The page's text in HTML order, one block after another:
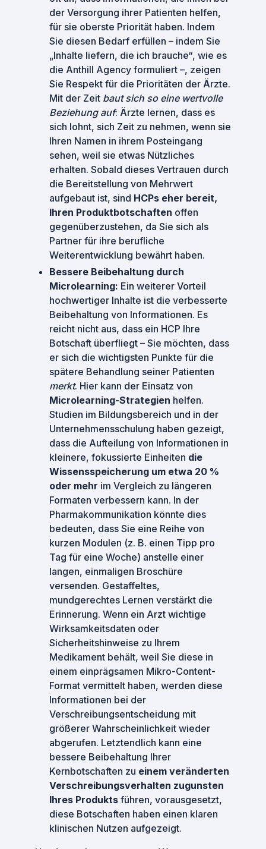
der Versorgung ihrer Patienten helfen,
für sie oberste Priorität haben. Indem
Sie diesen Bedarf erfüllen – indem Sie
„Inhalte liefern, die ich brauche“, wie es
die Anthill Agency formuliert –, zeigen
Sie Respekt für die Prioritäten der Ärzte.
Mit der Zeit baut sich so eine wertvolle
Beziehung auf: Ärzte lernen, dass es
sich lohnt, sich Zeit zu nehmen, wenn sie
Ihren Namen in ihrem Posteingang
sehen, weil sie etwas Nützliches
erhalten. Sobald dieses Vertrauen durch
die Bereitstellung von Mehrwert
aufgebaut ist, sind HCPs eher bereit,
Ihren Produktbotschaften offen
gegenüberzustehen, da Sie sich als
Partner für ihre berufliche
Weiterentwicklung bewährt haben.
Bessere Beibehaltung durch
Microlearning: Ein weiterer Vorteil
hochwertiger Inhalte ist die verbesserte
Beibehaltung von Informationen. Es
reicht nicht aus, dass ein HCP Ihre
Botschaft überfliegt – Sie möchten, dass
er sich die wichtigsten Punkte für die
spätere Behandlung seiner Patienten
merkt. Hier kann der Einsatz von
Microlearning-Strategien helfen.
Studien im Bildungsbereich und in der
Unternehmensschulung haben gezeigt,
dass die Aufteilung von Informationen in
kleinere, fokussierte Einheiten die
Wissensspeicherung um etwa 20 %
oder mehr im Vergleich zu längeren
Formaten verbessern kann. In der
Pharmakommunikation könnte dies
bedeuten, dass Sie eine Reihe von
kurzen Modulen (z. B. einen Tipp pro
Tag für eine Woche) anstelle einer
langen, einmaligen Broschüre
versenden. Gestaffeltes,
mundgerechtes Lernen verstärkt die
Erinnerung. Wenn ein Arzt wichtige
Wirksamkeitsdaten oder
Sicherheitshinweise zu Ihrem
Medikament behält, weil Sie diese in
einem einprägsamen Mikro-Content-
Format vermittelt haben, werden diese
Informationen bei der
Verschreibungsentscheidung mit
größerer Wahrscheinlichkeit wieder
abgerufen. Letztendlich kann eine
bessere Beibehaltung Ihrer
Kernbotschaften zu einem veränderten
Verschreibungsverhalten zugunsten
Ihres Produkts führen, vorausgesetzt,
diese Botschaften haben einen klaren
klinischen Nutzen aufgezeigt.